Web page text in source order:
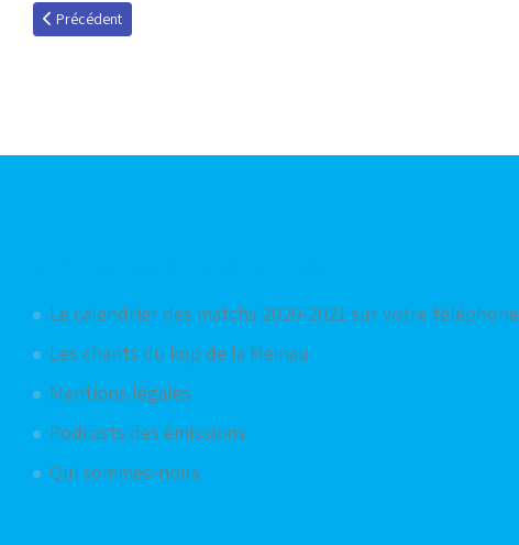
Article précédent : A vos bons souvenirs ...
Précédent
Le calendrier des matchs 2020-2021 sur votre téléphone
Les chants du kop de la Meinau
Mentions légales
Podcasts des émissions
Qui sommes-nous